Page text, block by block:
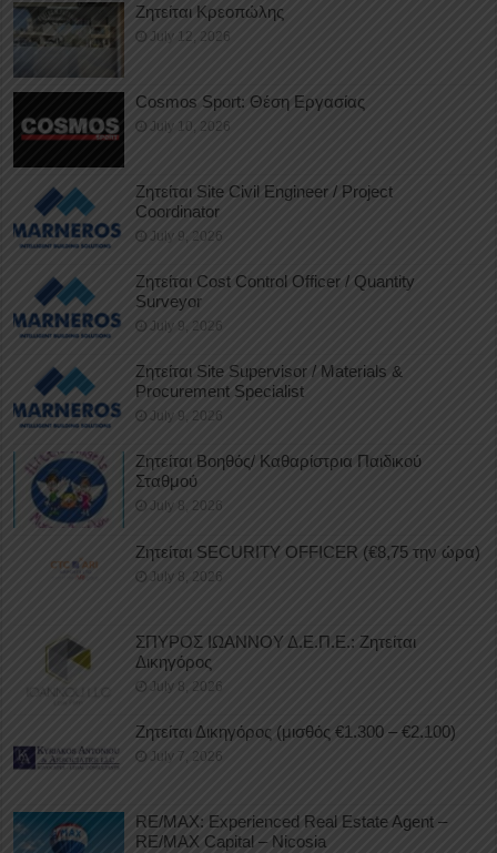
Ζητείται Κρεοπώλης
July 12, 2026
Cosmos Sport: Θέση Εργασίας
July 10, 2026
Ζητείται Site Civil Engineer / Project
Coordinator
July 9, 2026
Ζητείται Cost Control Officer / Quantity
Surveyor
July 9, 2026
Ζητείται Site Supervisor / Materials &
Procurement Specialist
July 9, 2026
Ζητείται Βοηθός/ Καθαρίστρια Παιδικού
Σταθμού
July 8, 2026
Ζητείται SECURITY OFFICER (€8,75 την ώρα)
July 8, 2026
ΣΠΥΡΟΣ ΙΩΑΝΝΟΥ Δ.Ε.Π.Ε.: Ζητείται
Δικηγόρος
July 8, 2026
Ζητείται Δικηγόρος (μισθός €1.300 – €2.100)
July 7, 2026
RE/MAX: Experienced Real Estate Agent –
RE/MAX Capital – Nicosia